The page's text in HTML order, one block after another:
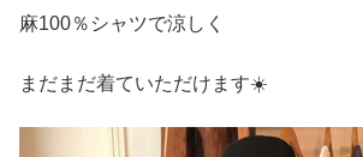
麻100％シャツで涼しく
まだまだ着ていただけます☀️